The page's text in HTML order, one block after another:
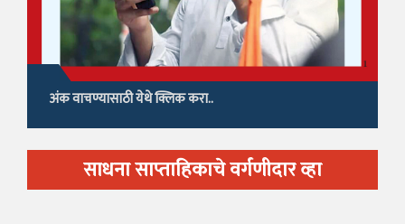
अंक वाचण्यासाठी येथे क्लिक करा..
साधना साप्ताहिकाचे वर्गणीदार व्हा